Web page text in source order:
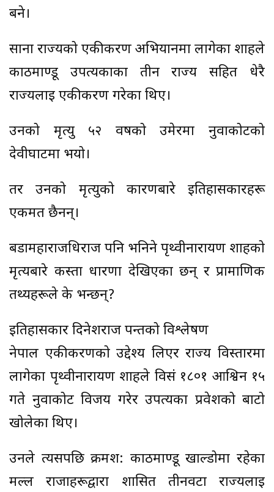
बने।
साना राज्यको एकीकरण अभियानमा लागेका शाहले
काठमाण्डू उपत्यकाका तीन राज्य सहित धेरै
राज्यलाई एकीकरण गरेका थिए।
उनको मृत्यु ५२ वर्षको उमेरमा नुवाकोटको
देवीघाटमा भयो।
तर उनको मृत्युको कारणबारे इतिहासकारहरू
एकमत छैनन्।
बडामहाराजधिराज पनि भनिने पृथ्वीनारायण शाहको
मृत्यबारे कस्ता धारणा देखिएका छन् र प्रामाणिक
तथ्यहरूले के भन्छन्?
इतिहासकार दिनेशराज पन्तको विश्लेषण
नेपाल एकीकरणको उद्देश्य लिएर राज्य विस्तारमा
लागेका पृथ्वीनारायण शाहले विसं १८०१ आश्विन १५
गते नुवाकोट विजय गरेर उपत्यका प्रवेशको बाटो
खोलेका थिए।
उनले त्यसपछि क्रमश: काठमाण्डू खाल्डोमा रहेका
मल्ल राजाहरूद्वारा शासित तीनवटा राज्यलाई